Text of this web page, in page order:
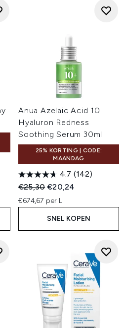
Anua Azelaic Acid 10
Hyaluron Redness
Soothing Serum 30ml
25% KORTING | CODE:
MAANDAG
4.7 (142)
Recommended Retail Price:
€25,30Huidige prijs:
€20,24
€674,67 per L
SNEL KOPEN